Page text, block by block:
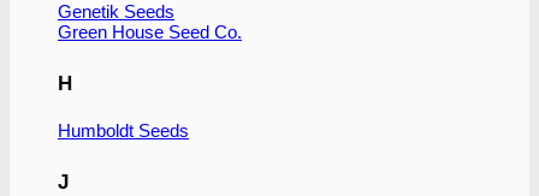
Genetik Seeds
Green House Seed Co.
H
Humboldt Seeds
J
Mulighederne
vælges